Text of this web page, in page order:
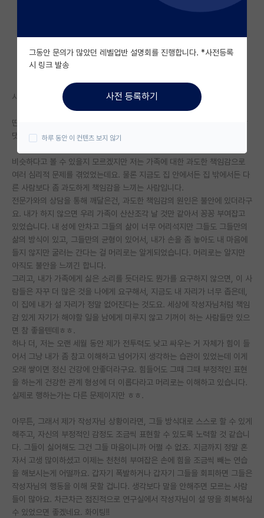
자유 게시판(아무개랩)
미국 유학 게시판
미국 대학원 합격 후기 게시판
대학원생 모집 게시판
연구실(PI) 홍보 게시판
석박사 채용 정보 게시판
임용 정보 게시판
학부 인턴 게시판
취업 게시판
임용 후기 게시판
PI 전용 게시판
인문사회 계열 게시판
특수/전문대학원 게시판
반도체/AI 게시판
장학금/장학생 게시판
홍보 게시판
커리어
유학교육
이벤트
시스템에 이상이 있는지 댓글이 안써져서 별개의 글로 남겨요;;
딴얘기지만 연구자들은 사고형 사람들이 많은건지 감정형 사람으로서 항상
댓글들이 뾰족뾰족하다는 생각을 합니다. ㅎㅎ
비슷하다고 볼 수 있을지 모르겠지만 저는 가족에 대한 과도한 책임감으로
여러 심리적 문제를 겪었었는데요. 물론 지금도 집 안에서든 집 밖에서든 다
른 사람보다 좀 과도하게 책임감을 느끼는 사람입니다.
전문가와의 상담을 통해 깨달은건, 과도한 책임감의 원인은 불안에 있더라구
요. 내가 하지 않으면 우리 가족이 산산조각 날 것만 같아서 꽁꽁 부여잡고
있었습니다. 내 성에 안차고 그들의 삶이 너무 어리석지만 그들도 그들만의
삶의 방식이 있고, 그들만의 균형이 있어서, 내가 손을 좀 놓아도 내 마음에
들지 않지만 굴러는 간다는 걸 머리로는 알게되었습니다. 머리로는 알지만
아직도 불안을 느끼긴 합니다.
그리고, 내가 가족에게 싫은 소리를 듯더라도 뭔가를 요구하지 않으면, 이 사
람들은 자꾸 더 많은 것을 나에게 요구해서, 지금도 내 자리가 너무 좁은데,
이 집에 내가 설 자리가 정말 없어진다는 것도요. 세상에 작성자님처럼 책임
감 있게 자기가 해야할 일을 남에게 미루지 않고 기꺼이 하는 사람들만 있으
면 참 좋을텐데ㅎㅎ.
하나 더, 저는 오랜 세월 동안 제가 전투력도 낮고 싸우는 거 자체가 힘이 들
어서 그냥 내가 좀 참고 이해하고 넘어가지 생각하는 습관이 있었는데 이게
오래 쌓이면 정신 건강에 안좋더라구요. 힘들어도 그때 그때 부정적인 표현
을 하는게 건강한 관계 형성에 더 이롭다라고 머리로는 이해하고 있습니다.
실제로 행하는가는 다른 문제이지만 ㅎㅎ.
아무튼, 그래서 제가 작성자님 상황이라면, 그들 방식대로 스스로 할 수 있게
해주고, 자신의 부정적인 감정도 조금씩 표현할 수 있도록 노력할 것 같습니
다. 그들이 싫어해도 그건 그들 마음이니까 어쩔 수 없죠. 지금까지 정말 혼
자서 고생 많이하셨고 이제는 천천히 부여잡은 손에 힘을 조금씩 빼는 연습
을 해보시는게 어떨까요. 갑자기 폭발하거나 갑자기 그들을 회피하면 그들은
작성자님의 행동을 이해 못할 겁니다. 생각보다 말을 안해주면 모르는 사람
들이 많아요. 차근차근 점진적으로 연구실에서 작성자님이 설 땅을 회복하실
수 있었으면 좋겠네요. 화이팅!!
그동안 문의가 많았던 레벨업반 설명회를 진행합니다. *사전등록
시 링크 발송
사전 등록하기
하루 동안 이 컨텐츠 보지 않기